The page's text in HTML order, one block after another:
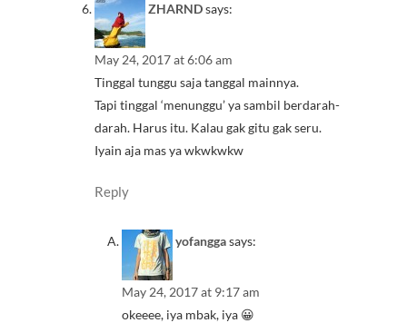
ZHARNDsays:
May 24, 2017 at 6:06 am
Tinggal tunggu saja tanggal mainnya.
Tapi tinggal ‘menunggu’ ya sambil berdarah-
darah. Harus itu. Kalau gak gitu gak seru.
Iyain aja mas ya wkwkwkw
Reply
yofanggasays:
May 24, 2017 at 9:17 am
okeeee, iya mbak, iya 😀